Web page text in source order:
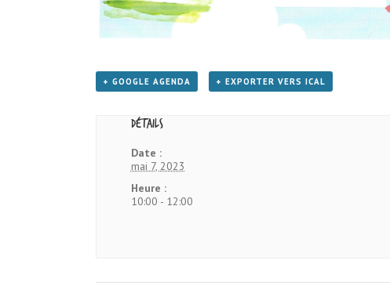
+ GOOGLE AGENDA + EXPORTER VERS ICAL
Détails
Date :
mai 7, 2023
Heure :
10:00 - 12:00